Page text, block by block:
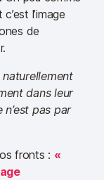
l’image
de
dans leur
pas par
fronts : «